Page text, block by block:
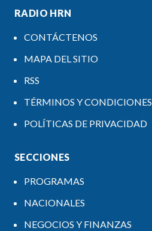
RADIO HRN
CONTÁCTENOS
MAPA DEL SITIO
RSS
TÉRMINOS Y CONDICIONES
POLÍTICAS DE PRIVACIDAD
SECCIONES
PROGRAMAS
NACIONALES
NEGOCIOS Y FINANZAS